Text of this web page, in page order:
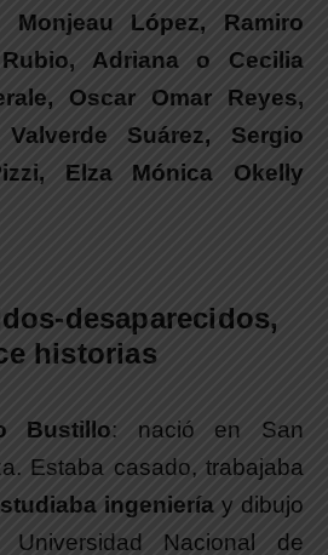
Monjeau López, Ramiro
Adriana o Cecilia
Oscar Omar Reyes,
Suárez, Sergio
Elza Mónica Okelly
desaparecidos,
historias
Bustillo: nació en San
Estaba casado, trabajaba
ingeniería y dibujo
Nacional de